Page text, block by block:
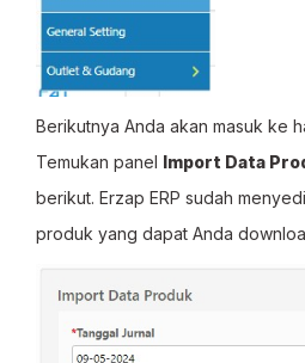
Berikutnya Anda akan masuk ke
Temukan panel Import Data
berikut. Erzap ERP sudah
produk yang dapat Anda